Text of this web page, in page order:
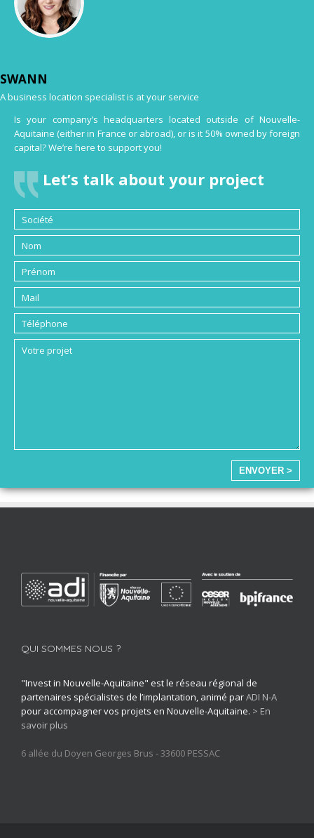
SWANN
A business location specialist is at your service
Is your company’s headquarters located outside of Nouvelle-
Aquitaine (either in France or abroad), or is it 50% owned by foreign
capital? We’re here to support you!
Let’s talk about your project
ENVOYER >
QUI SOMMES NOUS ?
"Invest in Nouvelle-Aquitaine" est le réseau régional de
partenaires spécialistes de l’implantation, animé parADI N-A
pour accompagner vos projets en Nouvelle-Aquitaine. > En
savoir plus
6 allée du Doyen Georges Brus - 33600 PESSAC